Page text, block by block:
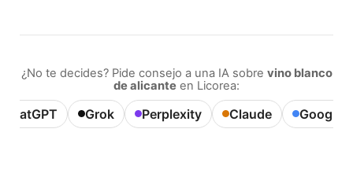
¿No te decides? Pide consejo a una IA sobre vino blanco
de alicante en Licorea:
ChatGPT Grok Perplexity Claude Google